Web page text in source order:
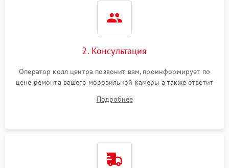
2. Консультация
Оператор колл центра позвонит вам, проинформирует по
цене ремонта вашего морозильной камеры а также ответит
Подробнее